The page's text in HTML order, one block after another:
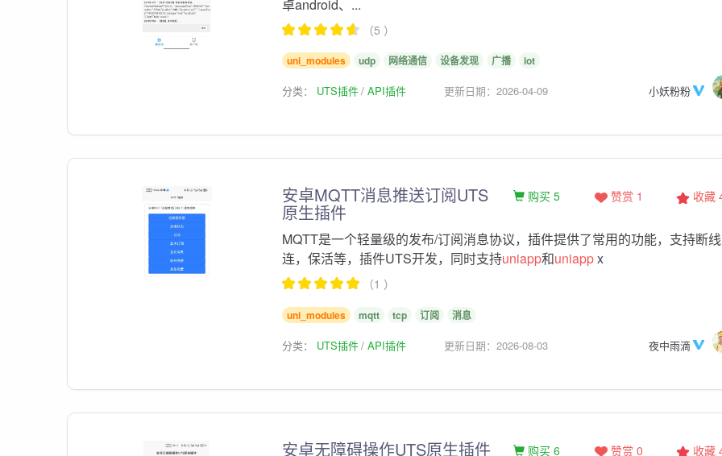
卓android、...
（5 ）
uni_modules udp 网络通信 设备发现 广播 iot
分类： UTS插件 API插件 更新日期：2026-04-09 小妖粉粉
安卓MQTT消息推送订阅UTS
原生插件
收藏
赞赏 1
购买 5
MQTT是一个轻量级的发布/订阅消息协议，插件提供了常用的功能，支持断
连，保活等，插件UTS开发，同时支持uniapp和uniappx
（1 ）
uni_modules mqtt tcp 订阅 消息
分类： UTS插件 API插件 更新日期：2026-08-03 夜中雨滴
安卓无障碍操作UTS原生插件 收藏
赞赏 0
购买 6